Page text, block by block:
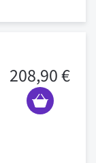
208,90 €